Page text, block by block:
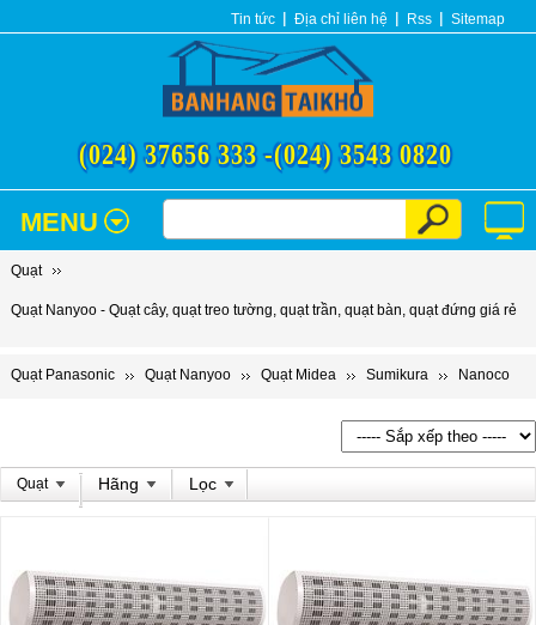
Tin tức Địa chỉ liên hệ Rss Sitemap
(024) 37656 333 -(024) 3543 0820
MENU
Quạt
Quạt Nanyoo - Quạt cây, quạt treo tường, quạt trần, quạt bàn, quạt đứng giá rẻ
Quạt Panasonic Quạt Nanyoo Quạt Midea Sumikura Nanoco
Quạt Hãng Lọc